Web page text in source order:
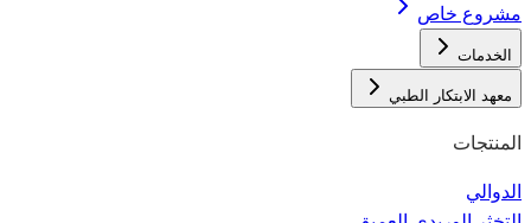
مشروع خاص
الخدمات
معهد الابتكار الطبي
المنتجات
الدوالي